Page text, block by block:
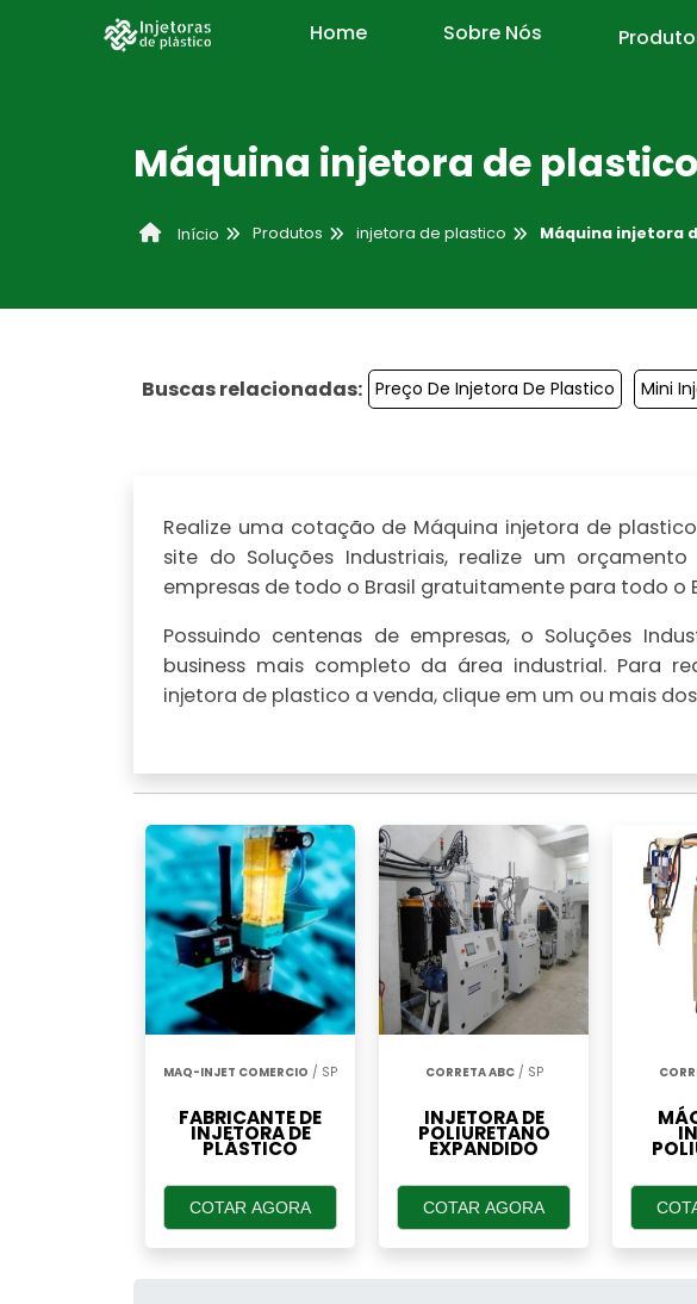
Home Sobre Nós
Máquina injetora de
Início Produtos injetora de plastico Máquina injetora
Buscas relacionadas: Preço De Injetora De Plastico Mini
Realize uma cotação de Máquina injetora de
site do Soluções Industriais, realize um
empresas de todo o Brasil gratuitamente para todo o
Possuindo centenas de empresas, o Soluções
business mais completo da área industrial. Para
injetora de plastico a venda, clique em um ou mais
MAQ-INJET COMERCIO / SP
FABRICANTE DE
INJETORA DE
PLÁSTICO
COTAR AGORA
CORRETA ABC/ SP
INJETORA DE
POLIURETANO
EXPANDIDO
COTAR AGORA